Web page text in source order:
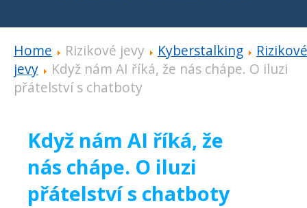
Home Rizikové jevy Kyberstalking
Rizikové
jevy
Když nám AI říká, že nás chápe. O iluzi
přátelství s chatboty
Když nám AI říká, že
nás chápe. O iluzi
přátelství s chatboty